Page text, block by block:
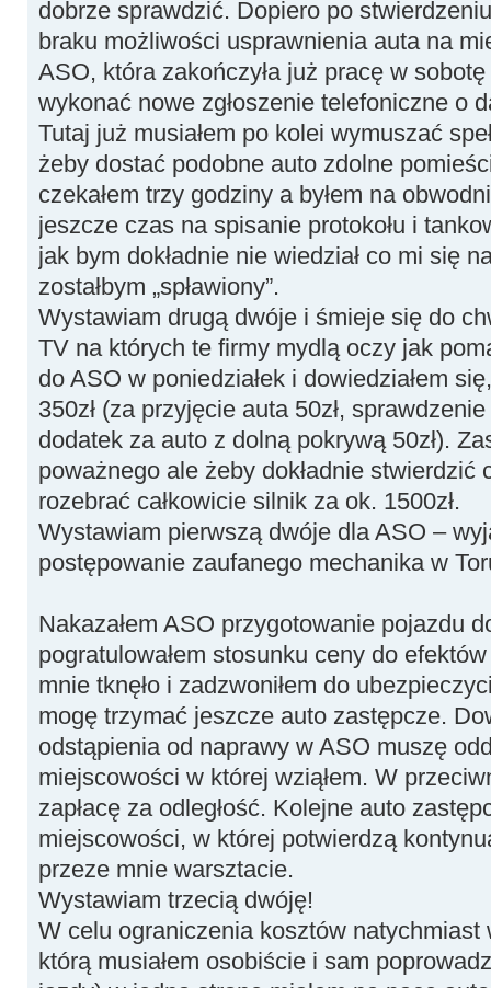
dobrze sprawdzić. Dopiero po
braku możliwości usprawnienia auta na
ASO, która zakończyła już pracę w
wykonać nowe zgłoszenie telefoniczne o
Tutaj już musiałem po kolei wymuszać
żeby dostać podobne auto zdolne
czekałem trzy godziny a byłem na
jeszcze czas na spisanie protokołu i
jak bym dokładnie nie wiedział co mi się
zostałbym „spławiony”.
Wystawiam drugą dwóje i śmieje się do
TV na których te firmy mydlą oczy jak
do ASO w poniedziałek i dowiedziałem
350zł (za przyjęcie auta 50zł,
dodatek za auto z dolną pokrywą 50zł).
poważnego ale żeby dokładnie stwierdzić
rozebrać całkowicie silnik za ok. 1500zł.
Wystawiam pierwszą dwóje dla ASO –
postępowanie zaufanego mechanika w
Nakazałem ASO przygotowanie pojazdu
pogratulowałem stosunku ceny do
mnie tknęło i zadzwoniłem do
mogę trzymać jeszcze auto zastępcze.
odstąpienia od naprawy w ASO muszę
miejscowości w której wziąłem. W
zapłacę za odległość. Kolejne auto
miejscowości, w której potwierdzą
przeze mnie warsztacie.
Wystawiam trzecią dwóję!
W celu ograniczenia kosztów natychmiast
którą musiałem osobiście i sam